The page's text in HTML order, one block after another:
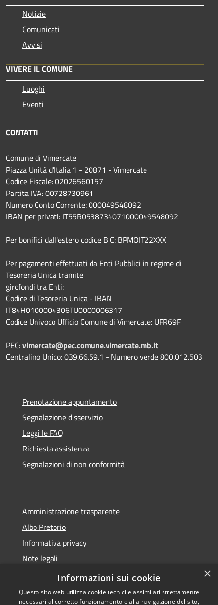
Notizie
Comunicati
Avvisi
VIVERE IL COMUNE
Luoghi
Eventi
CONTATTI
Comune di Vimercate
Piazza Unità d'Italia 1 - 20871 - Vimercate
Codice Fiscale: 02026560157
Partita IVA: 00728730961
Numero Conto Corrente: 000049548092
IBAN per privati: IT55R0538734071000049548092
Per bonifici dall'estero codice BIC: BPMOIT22XXX
Per pagamenti effettuati da Enti Pubblici in regime di
Tesoreria Unica tramite
girofondi tra Enti:
Codice di Tesoreria Unica - IBAN
IT84H0100004306TU0000006317
Codice Univoco Ufficio Comune di Vimercate: UFR69F
PEC:vimercate@pec.comune.vimercate.mb.it
Centralino Unico: 039.66.59.1 - Numero verde 800.012.503
Prenotazione appuntamento
Segnalazione disservizio
Leggi le FAQ
Richiesta assistenza
Segnalazioni di non conformità
Amministrazione trasparente
Albo Pretorio
Informativa privacy
Note legali
Dichiarazione di accessibilità
×
Informazioni sui cookie
Questo sito web utilizza cookie tecnici e assimilati strettamente
necessari al corretto funzionamento e alla navigazione del sito,